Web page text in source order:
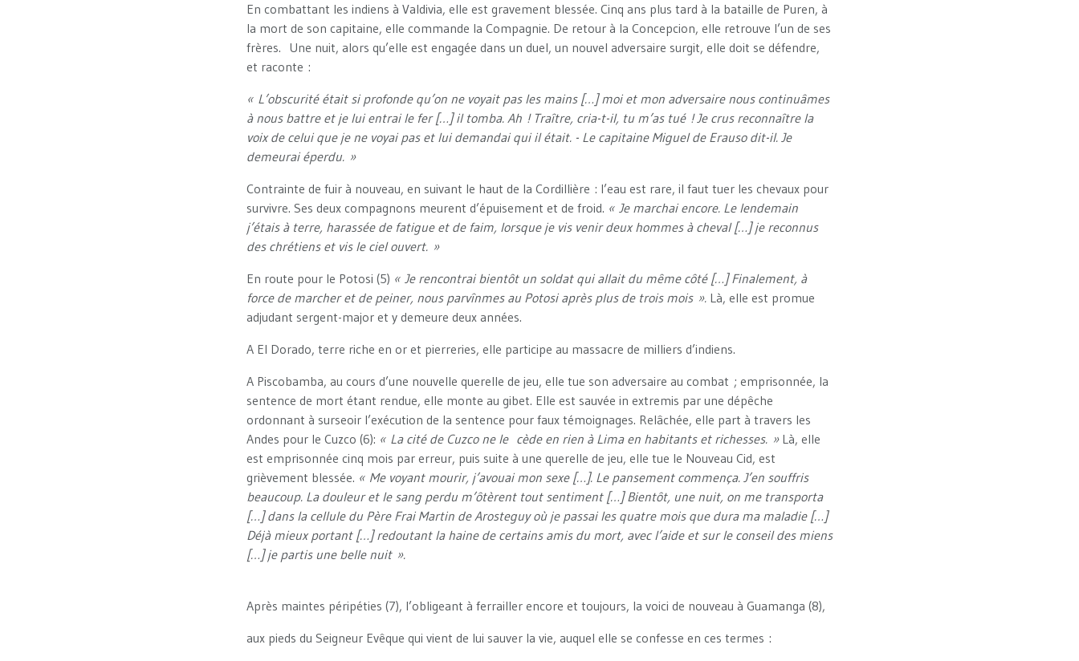
En combattant les indiens à Valdivia, elle est gravement blessée. Cinq ans plus tard à la bataille de Puren, à
la mort de son capitaine, elle commande la Compagnie. De retour à la Concepcion, elle retrouve l’un de ses
frères. Une nuit, alors qu’elle est engagée dans un duel, un nouvel adversaire surgit, elle doit se défendre,
et raconte :
« L’obscurité était si profonde qu’on ne voyait pas les mains […] moi et mon adversaire nous continuâmes
à nous battre et je lui entrai le fer […] il tomba. Ah ! Traître, cria-t-il, tu m’as tué ! Je crus reconnaître la
voix de celui que je ne voyai pas et lui demandai qui il était. - Le capitaine Miguel de Erauso dit-il. Je
demeurai éperdu. »
Contrainte de fuir à nouveau, en suivant le haut de la Cordillière : l’eau est rare, il faut tuer les chevaux pour
survivre. Ses deux compagnons meurent d’épuisement et de froid. « Je marchai encore. Le lendemain
j’étais à terre, harassée de fatigue et de faim, lorsque je vis venir deux hommes à cheval […] je reconnus
des chrétiens et vis le ciel ouvert. »
En route pour le Potosi (5) « Je rencontrai bientôt un soldat qui allait du même côté […] Finalement, à
force de marcher et de peiner, nous parvînmes au Potosi après plus de trois mois ». Là, elle est promue
adjudant sergent-major et y demeure deux années.
A El Dorado, terre riche en or et pierreries, elle participe au massacre de milliers d’indiens.
A Piscobamba, au cours d’une nouvelle querelle de jeu, elle tue son adversaire au combat ; emprisonnée, la
sentence de mort étant rendue, elle monte au gibet. Elle est sauvée in extremis par une dépêche
ordonnant à surseoir l’exécution de la sentence pour faux témoignages. Relâchée, elle part à travers les
Andes pour le Cuzco (6): « La cité de Cuzco ne le cède en rien à Lima en habitants et richesses. » Là, elle
est emprisonnée cinq mois par erreur, puis suite à une querelle de jeu, elle tue le Nouveau Cid, est
grièvement blessée. « Me voyant mourir, j’avouai mon sexe […]. Le pansement commença. J’en souffris
beaucoup. La douleur et le sang perdu m’ôtèrent tout sentiment […] Bientôt, une nuit, on me transporta
[…] dans la cellule du Père Frai Martin de Arosteguy où je passai les quatre mois que dura ma maladie […]
Déjà mieux portant […] redoutant la haine de certains amis du mort, avec l’aide et sur le conseil des miens
[…] je partis une belle nuit ».
Après maintes péripéties (7), l’obligeant à ferrailler encore et toujours, la voici de nouveau à Guamanga (8),
aux pieds du Seigneur Evêque qui vient de lui sauver la vie, auquel elle se confesse en ces termes :